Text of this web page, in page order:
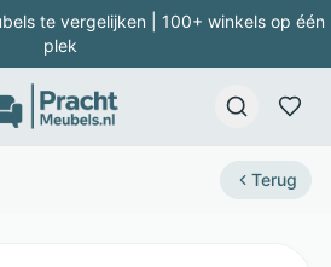
te vergelijken | 100+ winkels op één
plek
Terug